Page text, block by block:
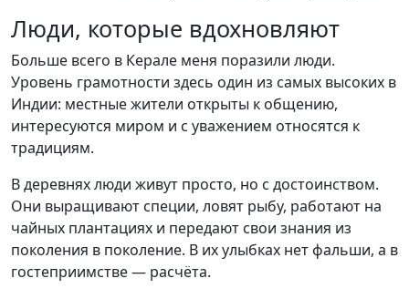
Люди, которые вдохновляют
Больше всего в Керале меня поразили люди.
Уровень грамотности здесь один из самых высоких в
Индии: местные жители открыты к общению,
интересуются миром и с уважением относятся к
традициям.
В деревнях люди живут просто, но с достоинством.
Они выращивают специи, ловят рыбу, работают на
чайных плантациях и передают свои знания из
поколения в поколение. В их улыбках нет фальши, а в
гостеприимстве — расчёта.